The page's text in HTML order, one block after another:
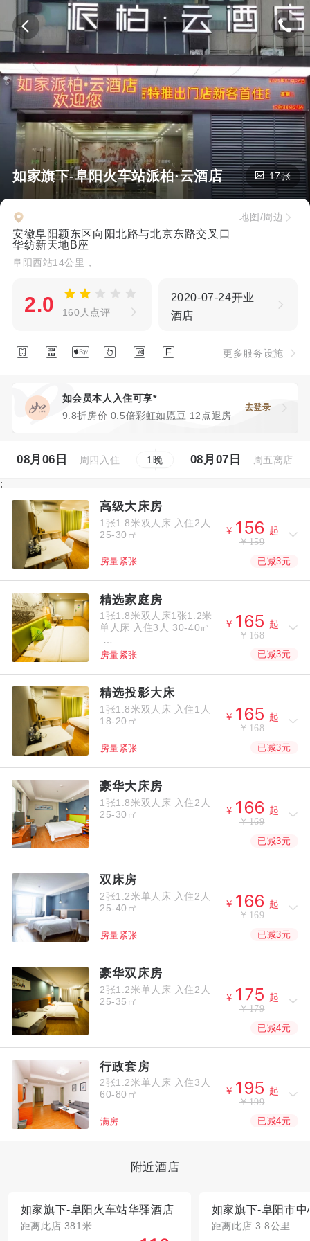
如家旗下-阜阳火车站派柏·云酒店 17张
安徽阜阳颖东区向阳北路与北京东路交叉口
华纺新天地B座
阜阳西站14公里，
地图/周边
2.0 160人点评
2020-07-24开业
酒店
      更多服务设施
如会员本人入住可享*
9.8折房价 0.5倍彩虹如愿豆 12点退房
去登录
08月06日 周四入住 1晚 08月07日 周五离店
;
高级大床房
1张1.8米双人床 入住2人
25-30㎡
￥   起
￥159
房量紧张 已减3元
精选家庭房
1张1.8米双人床1张1.2米
单人床 入住3人 30-40㎡ ￥  
起
￥168
房量紧张 已减3元
精选投影大床
1张1.8米双人床 入住1人
18-20㎡
￥  
起
￥168
房量紧张 已减3元
豪华大床房
1张1.8米双人床 入住2人
25-30㎡
￥   起
￥169
已减3元
双床房
2张1.2米单人床 入住2人
25-40㎡
￥   起
￥169
房量紧张 已减3元
豪华双床房
2张1.2米单人床 入住2人
25-35㎡
￥  
起
￥179
已减4元
行政套房
2张1.2米单人床 入住3人
60-80㎡
￥ 
起
￥199
满房 已减4元
附近酒店
如家旗下-阜阳火车站华驿酒店
距离此店 381米 距离此店 3.8公里